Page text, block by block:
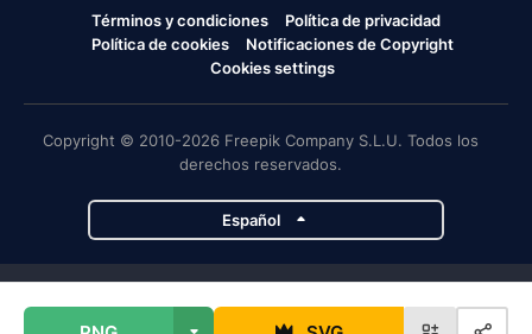
Términos y condiciones
Política de privacidad
Política de cookies
Notificaciones de Copyright
Cookies settings
Copyright © 2010-2026 Freepik Company S.L.U. Todos los
derechos reservados.
Español